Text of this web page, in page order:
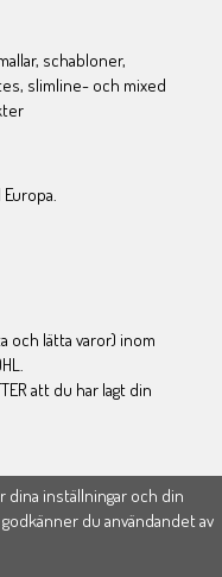
schabloner,
slimline- och mixed
och lätta varor) inom
att du har lagt din
dina inställningar och din
du användandet av